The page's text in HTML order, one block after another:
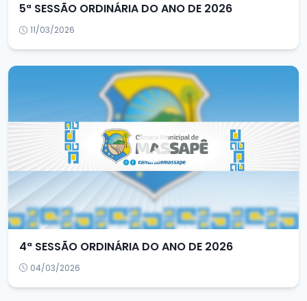
5ª SESSÃO ORDINÁRIA DO ANO DE 2026
11/03/2026
4ª SESSÃO ORDINÁRIA DO ANO DE 2026
04/03/2026